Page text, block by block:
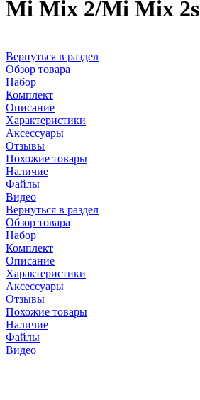
Mi Mix 2/Mi Mix 2s
Вернуться в раздел
Обзор товара
Набор
Комплект
Описание
Характеристики
Аксессуары
Отзывы
Похожие товары
Наличие
Файлы
Видео
Вернуться в раздел
Обзор товара
Набор
Комплект
Описание
Характеристики
Аксессуары
Отзывы
Похожие товары
Наличие
Файлы
Видео